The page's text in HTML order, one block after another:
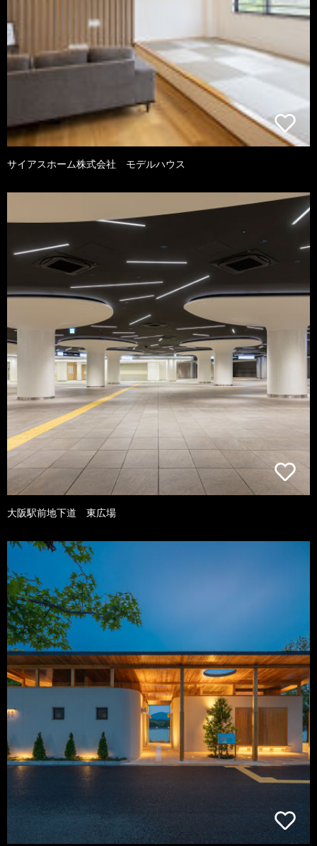
サイアスホーム株式会社 モデルハウス
大阪駅前地下道 東広場